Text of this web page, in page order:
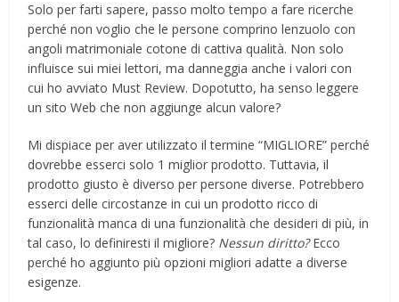
Solo per farti sapere, passo molto tempo a fare ricerche
perché non voglio che le persone comprino lenzuolo con
angoli matrimoniale cotone di cattiva qualità. Non solo
influisce sui miei lettori, ma danneggia anche i valori con
cui ho avviato Must Review. Dopotutto, ha senso leggere
un sito Web che non aggiunge alcun valore?
Mi dispiace per aver utilizzato il termine “MIGLIORE” perché
dovrebbe esserci solo 1 miglior prodotto. Tuttavia, il
prodotto giusto è diverso per persone diverse. Potrebbero
esserci delle circostanze in cui un prodotto ricco di
funzionalità manca di una funzionalità che desideri di più, in
tal caso, lo definiresti il ​​migliore? Nessun diritto?Ecco
perché ho aggiunto più opzioni migliori adatte a diverse
esigenze.